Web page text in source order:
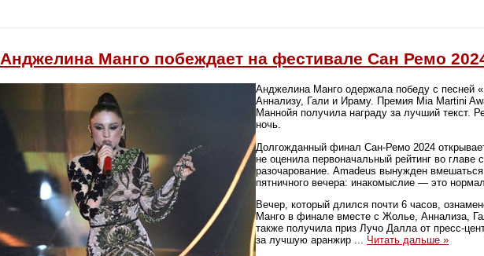
Анджелина Манго побеждает на фестивале Сан Ремо
Анджелина Манго одержала победу с песней
Аннализу, Гали и Ираму. Премия Mia Martini
Маннойя получила награду за лучший текст.
ночь.
Долгожданный финал Сан-Ремо 2024
не оценила первоначальный рейтинг во главе
разочарование. Amadeus вынужден
пятничного вечера: инакомыслие — это
Вечер, который длился почти 6 часов,
Манго в финале вместе с Жолье, Аннализа,
также получила приз Лучо Далла от пресс-
за лучшую аранжир
Читать дальше »